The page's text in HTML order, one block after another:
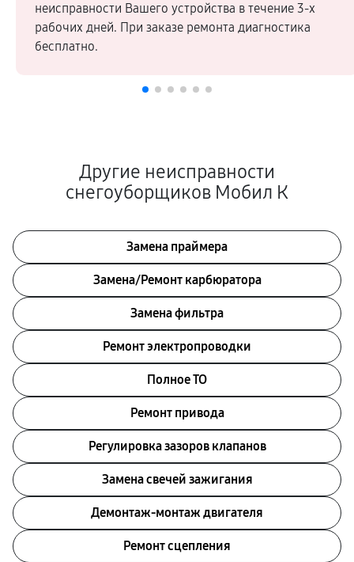
неисправности Вашего устройства в течение 3-х
рабочих дней. При заказе ремонта диагностика
бесплатно.
Другие неисправности
снегоуборщиков Мобил К
Замена праймера
Замена/Pемонт карбюратора
Замена фильтра
Ремонт электропроводки
Полное ТО
Ремонт привода
Регулировка зазоров клапанов
Замена свечей зажигания
Демонтаж-монтаж двигателя
Ремонт сцепления